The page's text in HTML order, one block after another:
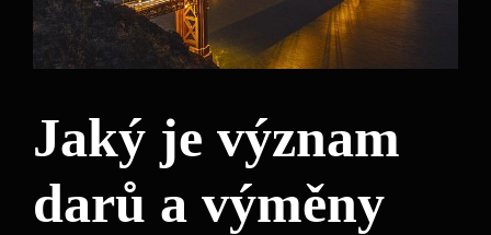
Jaký je význam
darů a výměny